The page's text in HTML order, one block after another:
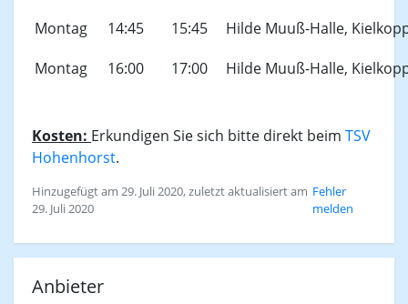
Montag
14:45 15:45
Hilde Muuß-Halle,
Montag
16:00 17:00 Hilde Muuß-Halle,
Kosten: Erkundigen Sie sich bitte direkt beim TSV
Hohenhorst.
Hinzugefügt am 29. Juli 2020, zuletzt aktualisiert am
29. Juli 2020
Fehler
melden
Anbieter